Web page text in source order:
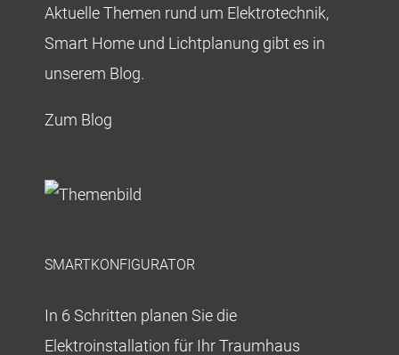
Aktuelle Themen rund um Elektrotechnik,
Smart Home und Lichtplanung gibt es in
unserem Blog.
Zum Blog
SMARTKONFIGURATOR
In 6 Schritten planen Sie die
Elektroinstallation für Ihr Traumhaus